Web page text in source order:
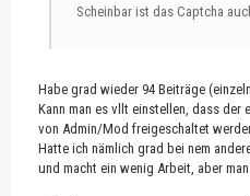
Scheinbar ist das Captcha
Habe grad wieder 94 Beiträge
Kann man es vllt einstellen, dass der
von Admin/Mod freigeschaltet
Hatte ich nämlich grad bei nem
und macht ein wenig Arbeit, aber